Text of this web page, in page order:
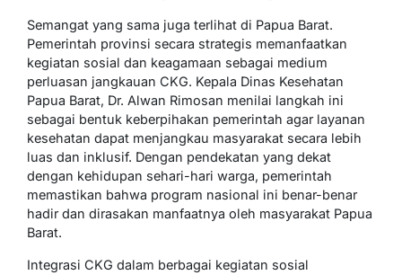
Semangat yang sama juga terlihat di Papua Barat.
Pemerintah provinsi secara strategis memanfaatkan
kegiatan sosial dan keagamaan sebagai medium
perluasan jangkauan CKG. Kepala Dinas Kesehatan
Papua Barat, Dr. Alwan Rimosan menilai langkah ini
sebagai bentuk keberpihakan pemerintah agar layanan
kesehatan dapat menjangkau masyarakat secara lebih
luas dan inklusif. Dengan pendekatan yang dekat
dengan kehidupan sehari-hari warga, pemerintah
memastikan bahwa program nasional ini benar-benar
hadir dan dirasakan manfaatnya oleh masyarakat Papua
Barat.
Integrasi CKG dalam berbagai kegiatan sosial